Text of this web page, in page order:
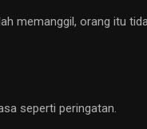
memanggil, orang itu
seperti peringatan.